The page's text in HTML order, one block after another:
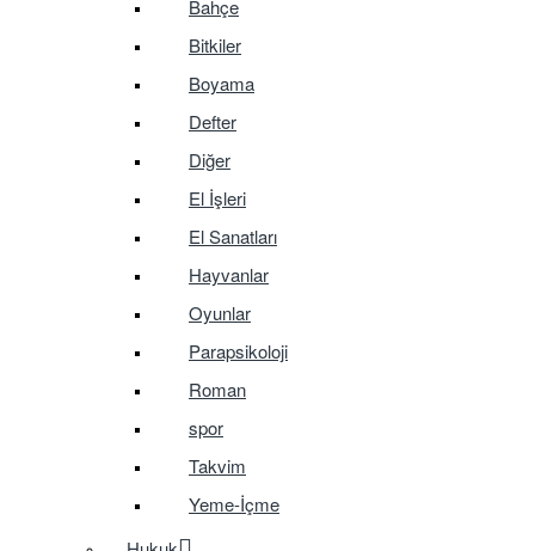
Bahçe
Bitkiler
Boyama
Defter
Diğer
El İşleri
El Sanatları
Hayvanlar
Oyunlar
Parapsikoloji
Roman
spor
Takvim
Yeme-İçme